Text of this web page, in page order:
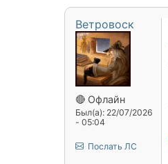
Ветровоск
🔴 Офлайн
Был(а): 22/07/2026
- 05:04
Послать ЛС